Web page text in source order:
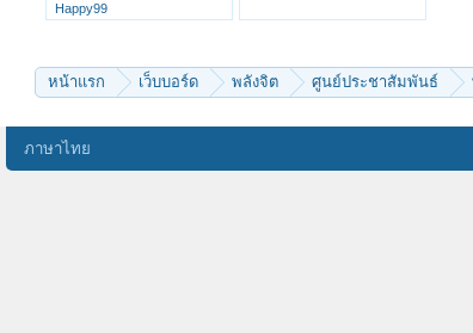
Happy99
widya
ไม่เที่ยง
panuddaice
Bussarin.K
porapatr
tai chi
ผ้าไตร
หน้าแรก เว็บบอร์ด พลังจิต ศูนย์ประชาสัมพันธ์
ภาษาไทย